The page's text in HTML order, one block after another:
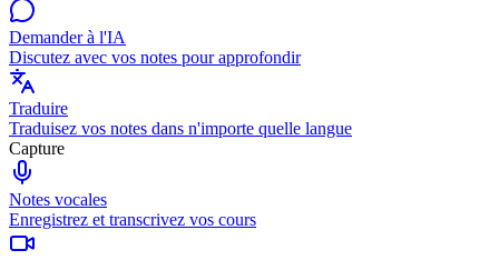
Demander à l'IA
Discutez avec vos notes pour approfondir
Traduire
Traduisez vos notes dans n'importe quelle langue
Capture
Notes vocales
Enregistrez et transcrivez vos cours